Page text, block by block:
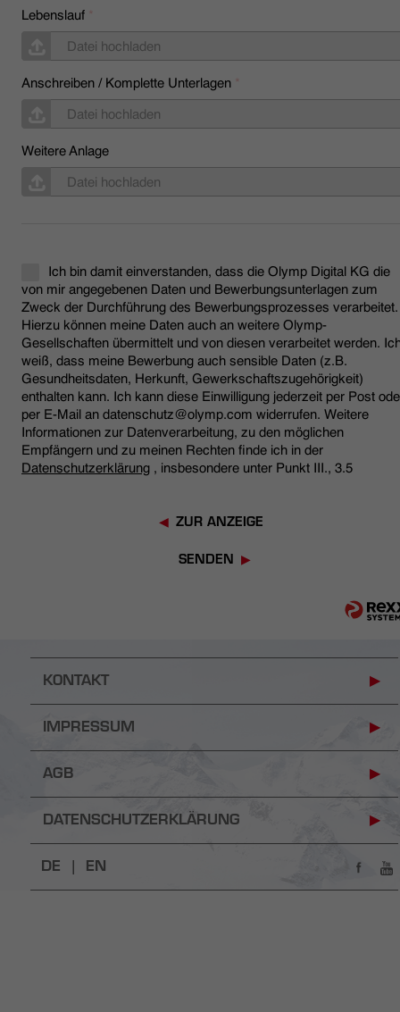
Lebenslauf *
Datei hochladen
Anschreiben / Komplette Unterlagen *
Datei hochladen
Weitere Anlage
Datei hochladen
Ich bin damit einverstanden, dass die Olymp Digital KG die
von mir angegebenen Daten und Bewerbungsunterlagen zum
Zweck der Durchführung des Bewerbungsprozesses verarbeitet.
Hierzu können meine Daten auch an weitere Olymp-
Gesellschaften übermittelt und von diesen verarbeitet werden.
weiß, dass meine Bewerbung auch sensible Daten (z.B.
Gesundheitsdaten, Herkunft, Gewerkschaftszugehörigkeit)
enthalten kann. Ich kann diese Einwilligung jederzeit per Post
per E-Mail an datenschutz@olymp.com widerrufen. Weitere
Informationen zur Datenverarbeitung, zu den möglichen
Empfängern und zu meinen Rechten finde ich in der
Datenschutzerklärung , insbesondere unter Punkt III., 3.5
ZUR ANZEIGE
SENDEN
KONTAKT
IMPRESSUM
AGB
DATENSCHUTZERKLÄRUNG
DE | EN